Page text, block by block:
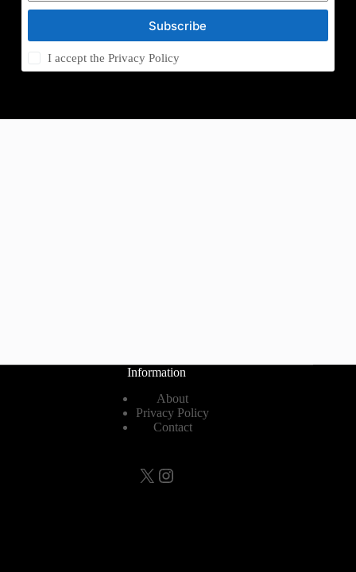
Subscribe
I accept thePrivacy Policy
Information
About
Privacy Policy
Contact
X Instagram